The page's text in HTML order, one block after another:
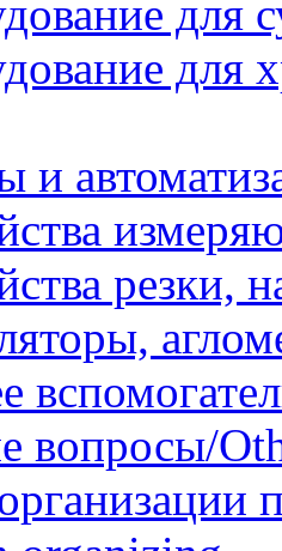
для
для
резки,